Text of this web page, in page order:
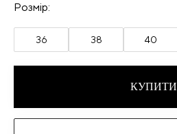
Розмір:
36 38 40
КУПИТИ